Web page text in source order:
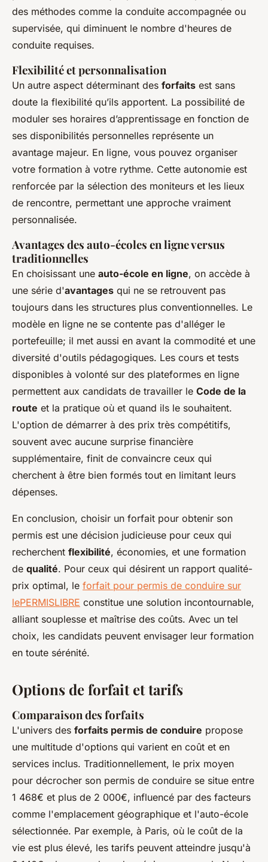
des méthodes comme la conduite accompagnée ou
supervisée, qui diminuent le nombre d'heures de
conduite requises.
Flexibilité et personnalisation
Un autre aspect déterminant des forfaits est sans
doute la flexibilité qu’ils apportent. La possibilité de
moduler ses horaires d’apprentissage en fonction de
ses disponibilités personnelles représente un
avantage majeur. En ligne, vous pouvez organiser
votre formation à votre rythme. Cette autonomie est
renforcée par la sélection des moniteurs et les lieux
de rencontre, permettant une approche vraiment
personnalisée.
Avantages des auto-écoles en ligne versus
traditionnelles
En choisissant une auto-école en ligne, on accède à
une série d'avantages qui ne se retrouvent pas
toujours dans les structures plus conventionnelles. Le
modèle en ligne ne se contente pas d'alléger le
portefeuille; il met aussi en avant la commodité et une
diversité d'outils pédagogiques. Les cours et tests
disponibles à volonté sur des plateformes en ligne
permettent aux candidats de travailler le Code de la
route et la pratique où et quand ils le souhaitent.
L'option de démarrer à des prix très compétitifs,
souvent avec aucune surprise financière
supplémentaire, finit de convaincre ceux qui
cherchent à être bien formés tout en limitant leurs
dépenses.
En conclusion, choisir un forfait pour obtenir son
permis est une décision judicieuse pour ceux qui
recherchent flexibilité, économies, et une formation
de qualité. Pour ceux qui désirent un rapport qualité-
prix optimal, le forfait pour permis de conduire sur
lePERMISLIBRE constitue une solution incontournable,
alliant souplesse et maîtrise des coûts. Avec un tel
choix, les candidats peuvent envisager leur formation
en toute sérénité.
Options de forfait et tarifs
Comparaison des forfaits
L'univers des forfaits permis de conduire propose
une multitude d'options qui varient en coût et en
services inclus. Traditionnellement, le prix moyen
pour décrocher son permis de conduire se situe entre
1 468€ et plus de 2 000€, influencé par des facteurs
comme l'emplacement géographique et l'auto-école
sélectionnée. Par exemple, à Paris, où le coût de la
vie est plus élevé, les tarifs peuvent atteindre jusqu'à